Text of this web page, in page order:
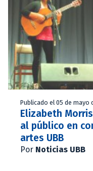
Publicado el 05 de mayo
Elizabeth
al público en
artes UBB
Por Noticias UBB